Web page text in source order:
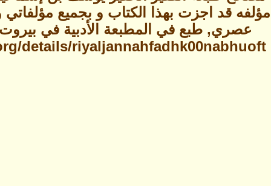
قد اجزت بهذا الكتاب و بجميع
عصري, طبع في المطبعة الأدبية في بيروت سنة
details/riyaljannahfadhk00nabhuoft